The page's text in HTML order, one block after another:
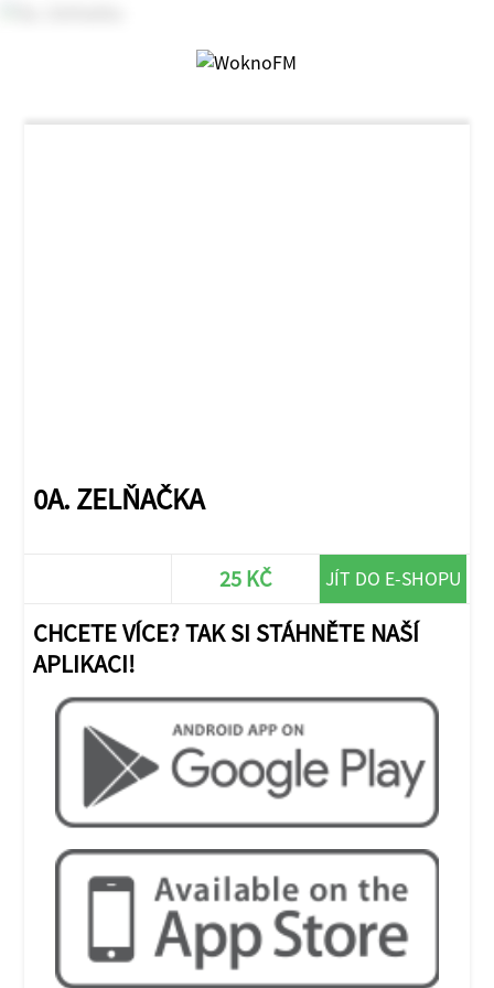
0A. ZELŇAČKA
25 KČ JÍT DO E-SHOPU
CHCETE VÍCE? TAK SI STÁHNĚTE NAŠÍ
APLIKACI!